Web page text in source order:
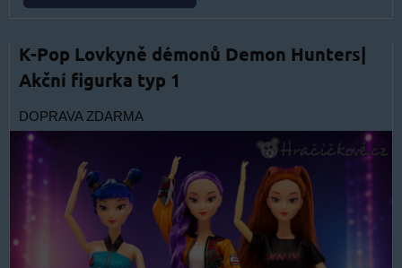
K-Pop Lovkyně démonů Demon Hunters|
Akční figurka typ 1
DOPRAVA ZDARMA